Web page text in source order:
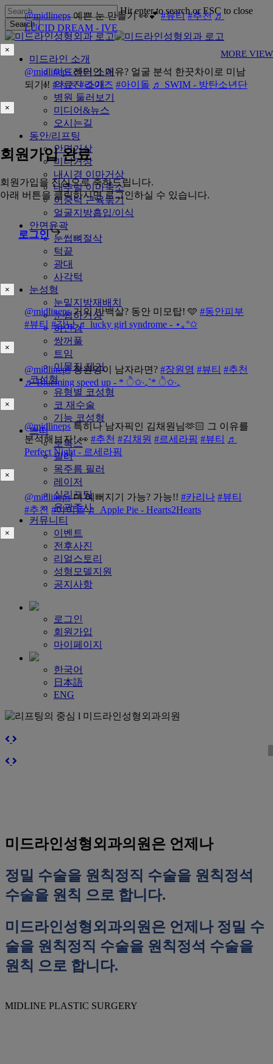
Skip
to
main
content
Hit enter to search or ESC to close
Search
Close
Search
Menu
미드라인 소개
미드라인 소개
의료진 소개
병원 둘러보기
미디어&뉴스
오시는길
동안/리프팅
안면거상
미니거상
내시경 이마거상
내추럴 이마축소
이중턱 근육묶기
얼굴지방흡입/이식
안면윤곽
눈썹뼈절삭
턱끝
광대
사각턱
눈성형
눈밑지방재배치
눈썹하거상
하안검
쌍꺼풀
트임
이물질 제거
코성형
유형별 코성형
코 재수술
기능 코성형
쁘띠
보톡스
필러
목주름 필러
레이저
실리프팅
윤곽주사
커뮤니티
이벤트
전후사진
리얼스토리
성형모델지원
공지사항
로그인
회원가입
마이페이지
한국어
日本語
ENG
미드라인성형외과의원은 언제나
정밀 수술을 원칙 정직 수술을 원칙 정석
수술을 원칙 으로 합니다.
미드라인성형외과의원은 언제나 정밀 수
술을 원칙 정직 수술을 원칙 정석 수술을
원칙 으로 합니다.
MIDLINE PLASTIC SURGERY
MORE VIEW
@midlineps예쁜 눈 만들기 👀💕#뷰티 #추천 ♬
LUCID DREAM - IVE
×
@midlineps센터인 이유? 얼굴 분석 한끗차이로 미남
되기!! #ㅊㅊ #라이즈 #아이돌 ♬ SWIM - 방탄소년단
×
회원가입 완료
회원가입을 진심으로 축하드립니다.
아래 버튼을 클릭하시면 로그인하실 수 있습니다.
로그인
×
@midlineps거의 반백살? 동안 미모탑! 🩵 #동안피부
#뷰티 #강남 ♬ lucky girl syndrome - ⋆｡°✩
×
@midlineps장원영이 남자라면? #장원영 #뷰티 #추천
♬ Blueming speed up - * ੈ✩‧₊˚* ੈ✩‧₊
×
@midlineps 특히나 남자픽인 김채원님🫶🏻 그 이유를
분석해보자! 👀 #추천 #김채원 #르세라핌 #뷰티
♬
Perfect Night - 르세라핌
×
@midlineps더 예뻐지기 가능? 가능!! #카리나 #뷰티
#추천 #아이돌 ♬ Apple Pie - Hearts2Hearts
×